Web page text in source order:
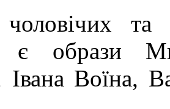
та
є образи
Івана Воїна,